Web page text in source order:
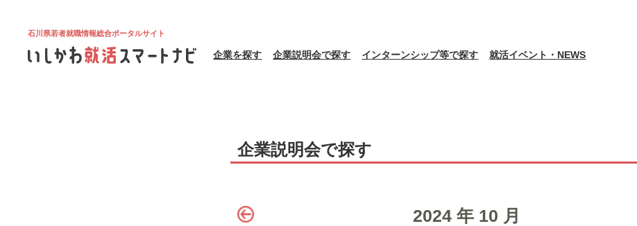
石川県若者就職情報総合ポータルサイト
企業を探す 企業説明会で探す インターンシップ等で探す 就活イベント・NEWS
企業説明会で探す
2024 年 10 月